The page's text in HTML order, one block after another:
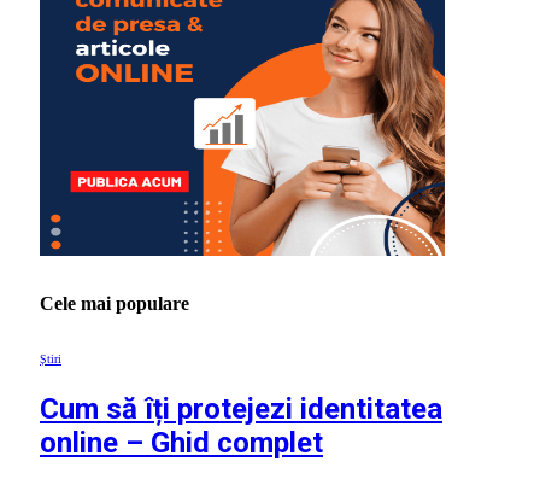
Cele mai populare
Știri
Cum să îți protejezi identitatea
online – Ghid complet